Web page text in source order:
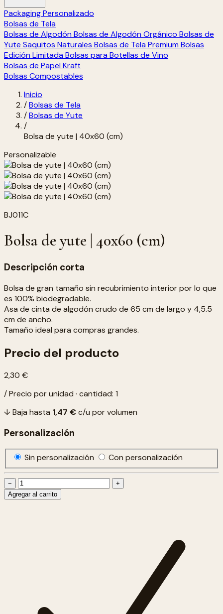
Packaging Personalizado
Bolsas de Tela
Bolsas de Algodón Bolsas de Algodón Orgánico Bolsas de
Yute Saquitos Naturales Bolsas de Tela Premium Bolsas
Edición Limitada Bolsas para Botellas de Vino
Bolsas de Papel Kraft
Bolsas Compostables
Inicio
/Bolsas de Tela
/Bolsas de Yute
/
Bolsa de yute | 40x60 (cm)
Personalizable
BJ011C
Bolsa de yute | 40x60 (cm)
Descripción corta
Bolsa de gran tamaño sin recubrimiento interior por lo que
es 100% biodegradable.
Asa de cinta de algodón crudo de 65 cm de largo y 4,5.5
cm de ancho.
Tamaño ideal para compras grandes.
Precio del producto
2,30 €
/ Precio por unidad · cantidad: 1
↓ Baja hasta 1,47 €c/u por volumen
Personalización
Sin personalización Con personalización
−
+
Agregar al carrito